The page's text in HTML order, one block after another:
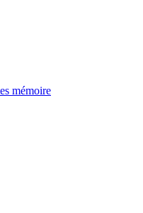
mémoire